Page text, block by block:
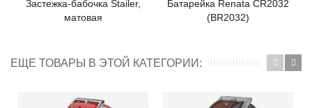
Застежка-бабочка Stailer,
матовая
Батарейка Renata CR2032
(BR2032)
ЕЩЕ ТОВАРЫ В ЭТОЙ КАТЕГОРИИ: